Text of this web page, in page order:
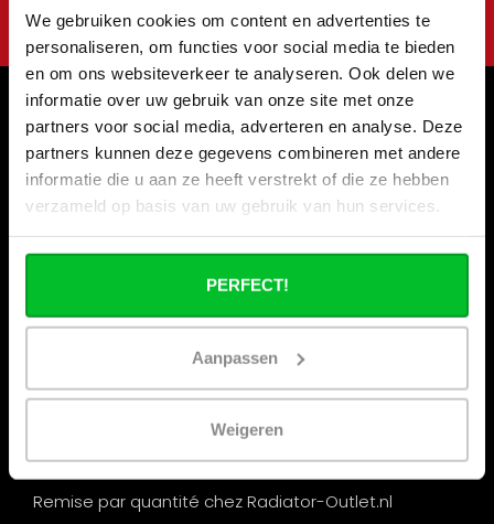
We gebruiken cookies om content en advertenties te
personaliseren, om functies voor social media te bieden
en om ons websiteverkeer te analyseren. Ook delen we
informatie over uw gebruik van onze site met onze
partners voor social media, adverteren en analyse. Deze
partners kunnen deze gegevens combineren met andere
informatie die u aan ze heeft verstrekt of die ze hebben
verzameld op basis van uw gebruik van hun services.
PERFECT!
Aanpassen
Weigeren
Informations
Vacances de la construction
Qui sommes nous ?
Commande commerciale
Expédition & retours
Options de paiement
Questions fréquentes
Nos salons
Remise par quantité chez Radiator-Outlet.nl